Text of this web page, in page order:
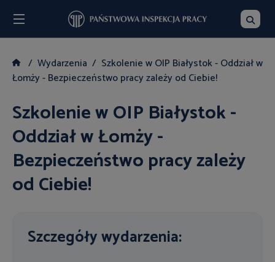
Wydarzenia
Szkolenie w OIP Białystok - Oddział w
Łomży - Bezpieczeństwo pracy zależy od Ciebie!
Szkolenie w OIP Białystok -
Oddział w Łomży -
Bezpieczeństwo pracy zależy
od Ciebie!
Szczegóły wydarzenia:
Szukaj